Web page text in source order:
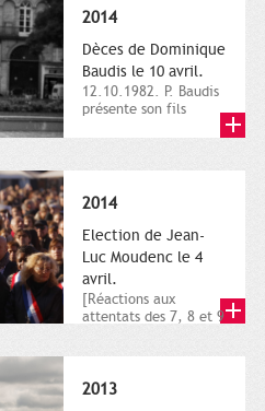
2014
Dèces de Dominique
Baudis le 10 avril.
12.10.1982. P. Baudis
présente son fils
2014
Election de Jean-
Luc Moudenc le 4
avril.
[Réactions aux
attentats des 7, 8 et 9
2013